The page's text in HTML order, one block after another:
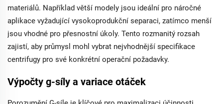
materiálů. Například větší modely jsou ideální pro náročné
aplikace vyžadující vysokoprodukční separaci, zatímco menší
jsou vhodné pro přesnostní úkoly. Tento rozmanitý rozsah
zajistí, aby průmysl mohl vybrat nejvhodnější specifikace
centrifugy pro své konkrétní operační požadavky.
Výpočty g-síly a variace otáček